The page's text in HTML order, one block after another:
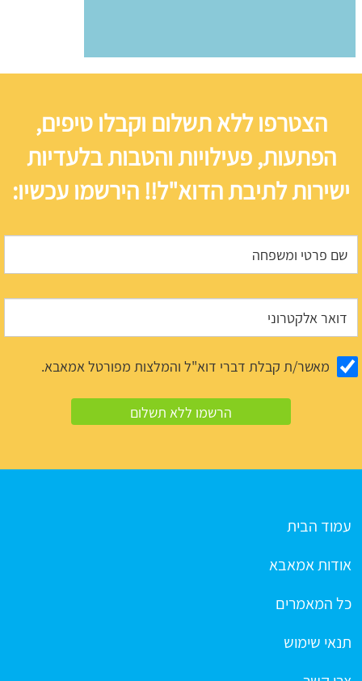
הצטרפו ללא תשלום וקבלו טיפים,
הפתעות, פעילויות והטבות בלעדיות
ישירות לתיבת הדוא"ל!! הירשמו עכשיו:
מאשר/ת קבלת דברי דוא"ל והמלצות מפורטל אמאבא.
עמוד הבית
אודות אמאבא
כל המאמרים
תנאי שימוש